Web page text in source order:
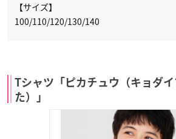
【サイズ】
100/110/120/130/140
Tシャツ「ピカチュウ（キョダ
た）」